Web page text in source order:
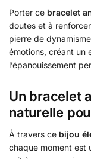
Porter ce bracelet
doutes et à
pierre de
émotions, créant un
l’épanouissement
Un bracelet
naturelle
À travers ce bijou
chaque moment est